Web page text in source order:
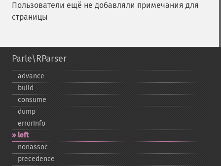
Пользователи ещё не добавляли примечания для
страницы
Parle\RParser
advance
build
consume
dump
errorInfo
left
nonassoc
precedence